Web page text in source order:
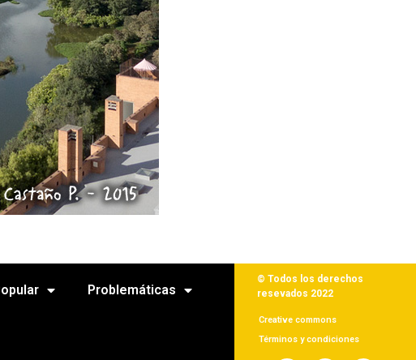
Problemáticas
© Todos los derechos
resevados 2022
Creative commons
Términos y condiciones